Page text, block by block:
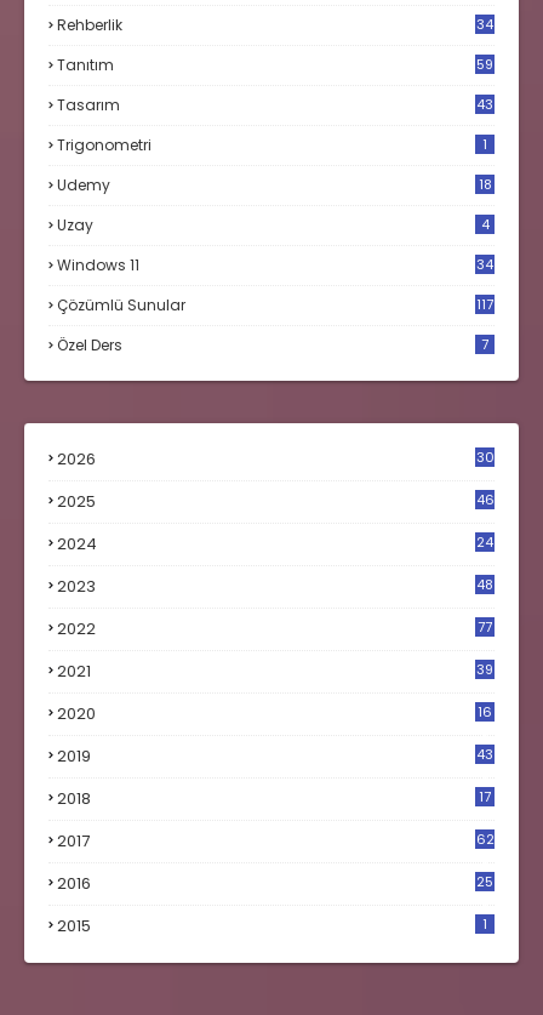
Rehberlik 34
Tanıtım 59
Tasarım 43
Trigonometri 1
Udemy 18
Uzay 4
Windows 11 34
Çözümlü Sunular 117
Özel Ders 7
2026 30
2025 46
2024 24
2023
48
2022 77
2021 39
2020
16
2019
43
2018
17
2017
62
2016
25
2015 1